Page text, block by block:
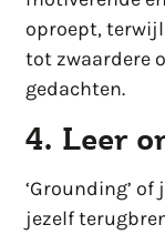
oproept,
tot zwaardere
gedachten.
4. Leer
‘Grounding’
jezelf